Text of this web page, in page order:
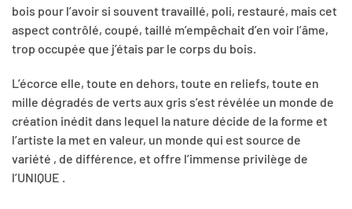
bois pour l’avoir si souvent travaillé, poli, restauré, mais cet
aspect contrôlé, coupé, taillé m’empêchait d’en voir l’âme,
trop occupée que j’étais par le corps du bois.
L’écorce elle, toute en dehors, toute en reliefs, toute en
mille dégradés de verts aux gris s’est révélée un monde de
création inédit dans lequel la nature décide de la forme et
l’artiste la met en valeur, un monde qui est source de
variété , de différence, et offre l’immense privilège de
l’UNIQUE .